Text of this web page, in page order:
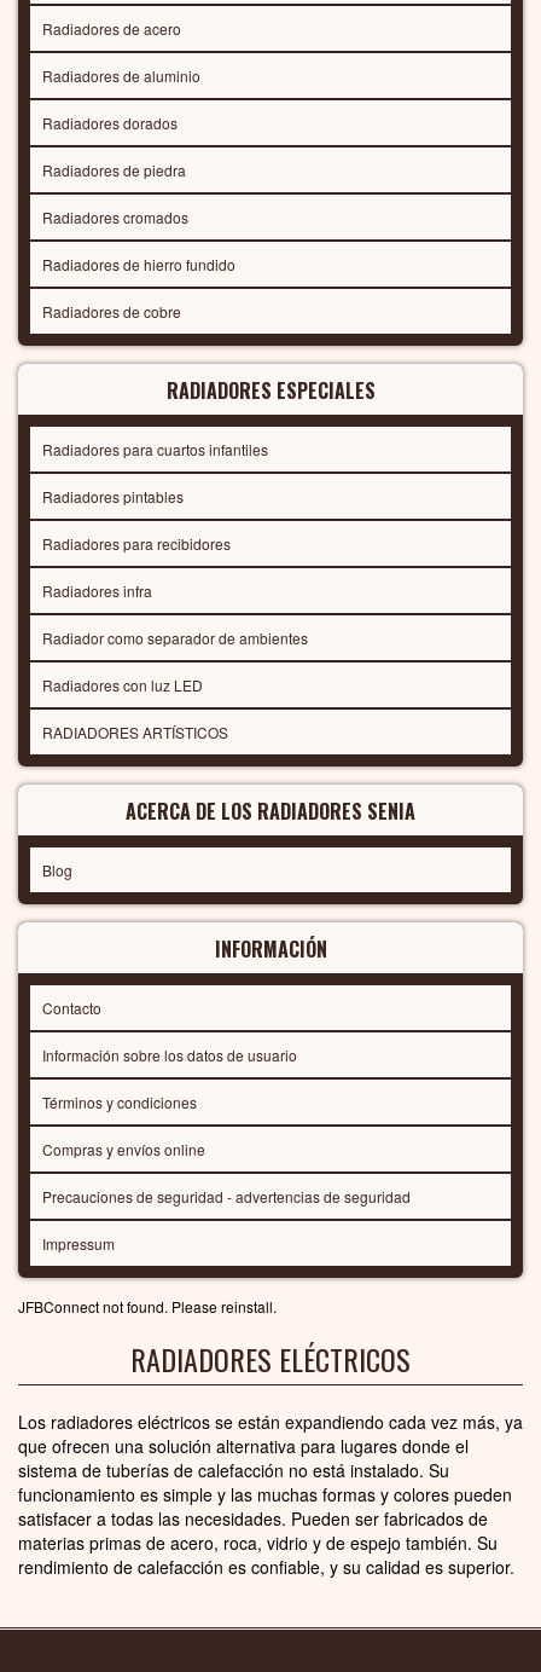
Radiadores de acero
Radiadores de aluminio
Radiadores dorados
Radiadores de piedra
Radiadores cromados
Radiadores de hierro fundido
Radiadores de cobre
RADIADORES ESPECIALES
Radiadores para cuartos infantiles
Radiadores pintables
Radiadores para recibidores
Radiadores infra
Radiador como separador de ambientes
Radiadores con luz LED
RADIADORES ARTÍSTICOS
ACERCA DE LOS RADIADORES SENIA
Blog
INFORMACIÓN
Contacto
Información sobre los datos de usuario
Términos y condiciones
Compras y envíos online
Precauciones de seguridad - advertencias de seguridad
Impressum
JFBConnect not found. Please reinstall.
RADIADORES ELÉCTRICOS
Los radiadores eléctricos se están expandiendo cada vez más, ya
que ofrecen una solución alternativa para lugares donde el
sistema de tuberías de calefacción no está instalado. Su
funcionamiento es simple y las muchas formas y colores pueden
satisfacer a todas las necesidades. Pueden ser fabricados de
materias primas de acero, roca, vidrio y de espejo también. Su
rendimiento de calefacción es confiable, y su calidad es superior.